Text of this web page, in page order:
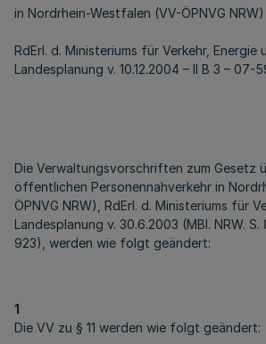
in Nordrhein-Westfalen (VV-ÖPNVG NRW)
RdErl. d. Ministeriums für Verkehr, Energie
Landesplanung v. 10.12.2004 – II B 3 – 07-
Die Verwaltungsvorschriften zum Gesetz
öffentlichen Personennahverkehr in
ÖPNVG NRW), RdErl. d. Ministeriums für
Landesplanung v. 30.6.2003 (MBl. NRW. S.
923), werden wie folgt geändert:
1
Die VV zu § 11 werden wie folgt geändert: